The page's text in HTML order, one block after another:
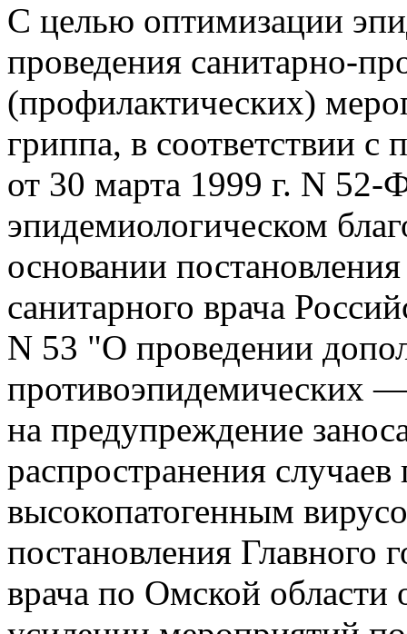
С целью оптимизации
проведения санитарно-
(профилактических)
гриппа, в соответствии с
от 30 марта 1999 г. N
эпидемиологическом
основании
санитарного врача
N 53 "О проведении
противоэпидемических
на предупреждение
распространения
высокопатогенным
постановления Главного
врача по Омской